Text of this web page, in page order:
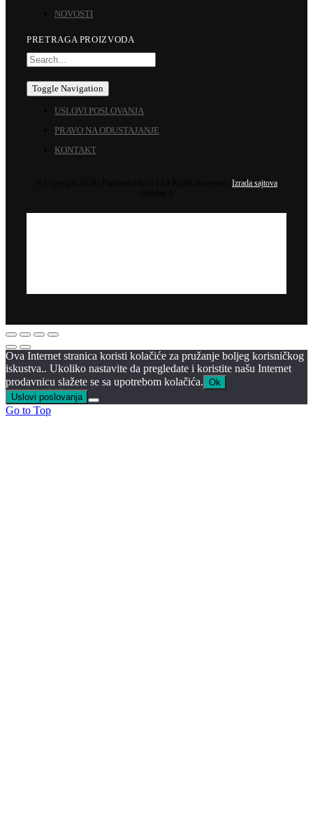
NOVOSTI
PRETRAGA PROIZVODA
Toggle Navigation
USLOVI POSLOVANJA
PRAVO NA ODUSTAJANJE
KONTAKT
Izrada sajtova
Ova Internet stranica koristi kolačiće za pružanje boljeg korisničkog
iskustva.. Ukoliko nastavite da pregledate i koristite našu Internet
prodavnicu slažete se sa upotrebom kolačića. Ok
Uslovi poslovanja
Go to Top